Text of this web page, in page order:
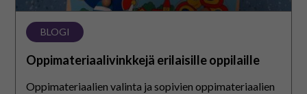
BLOGI
Oppimateriaalivinkkejä erilaisille oppilaille
Oppimateriaalien valinta ja sopivien oppimateriaalien